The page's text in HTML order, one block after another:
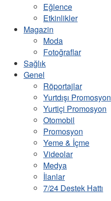
Eğlence
Etkinlikler
Magazin
Moda
Fotoğraflar
Sağlık
Genel
Röportajlar
Yurtdışı Promosyon
Yurtiçi Promosyon
Otomobil
Promosyon
Yeme & İçme
Videolar
Medya
İlanlar
7/24 Destek Hattı